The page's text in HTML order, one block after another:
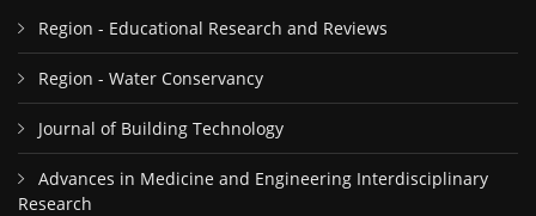
Region - Educational Research and Reviews
Region - Water Conservancy
Journal of Building Technology
Advances in Medicine and Engineering Interdisciplinary
Research